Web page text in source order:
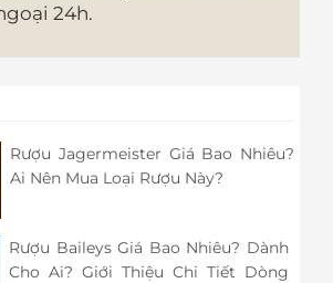
24h.
Rượu Jagermeister Giá Bao Nhiêu?
Ai Nên Mua Loại Rượu Này?
Rượu Baileys Giá Bao Nhiêu? Dành
Cho Ai? Giới Thiệu Chi Tiết Dòng